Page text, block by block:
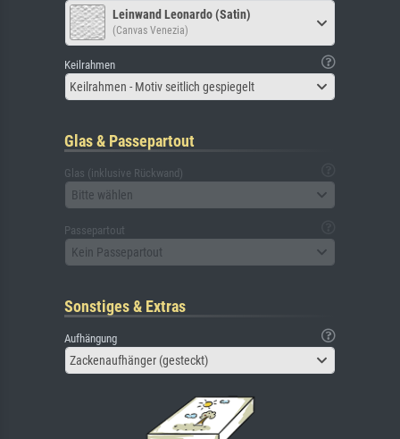
Leinwand Leonardo (Satin)
(Canvas Venezia)
Keilrahmen
Keilrahmen - Motiv seitlich gespiegelt
Glas & Passepartout
Glas (inklusive Rückwand)
Bitte wählen
Passepartout
Kein Passepartout
Sonstiges & Extras
Aufhängung
Zackenaufhänger (gesteckt)